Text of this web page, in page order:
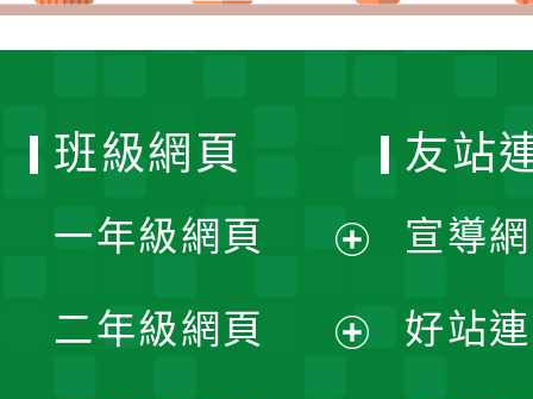
班級網頁
一年級網頁
開
二年級網頁
友站
宣導
好站